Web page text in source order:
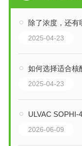
除了浓度，还有
2025-04-23
如何选择适合核
2025-04-23
ULVAC SOPHI-400高
2026-06-09